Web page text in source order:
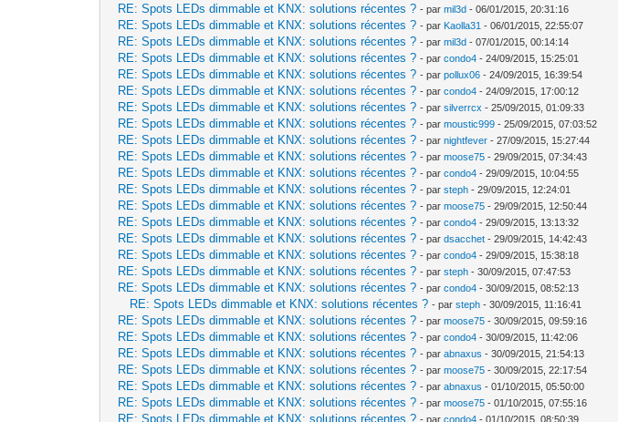
RE: Spots LEDs dimmable et KNX: solutions récentes ? - parmil3d - 06/01/2015, 20:31:16
RE: Spots LEDs dimmable et KNX: solutions récentes ? - par Kaolla31 - 06/01/2015, 22:55:07
RE: Spots LEDs dimmable et KNX: solutions récentes ? - parmil3d - 07/01/2015, 00:14:14
RE: Spots LEDs dimmable et KNX: solutions récentes ? - parcondo4 - 24/09/2015, 15:25:01
RE: Spots LEDs dimmable et KNX: solutions récentes ? - parpollux06 - 24/09/2015, 16:39:54
RE: Spots LEDs dimmable et KNX: solutions récentes ? - parcondo4 - 24/09/2015, 17:00:12
RE: Spots LEDs dimmable et KNX: solutions récentes ? - parsilverrcx - 25/09/2015, 01:09:33
RE: Spots LEDs dimmable et KNX: solutions récentes ? - parmoustic999 - 25/09/2015, 07:03:52
RE: Spots LEDs dimmable et KNX: solutions récentes ? - parnightfever - 27/09/2015, 15:27:44
RE: Spots LEDs dimmable et KNX: solutions récentes ? - parmoose75 - 29/09/2015, 07:34:43
RE: Spots LEDs dimmable et KNX: solutions récentes ? - parcondo4 - 29/09/2015, 10:04:55
RE: Spots LEDs dimmable et KNX: solutions récentes ? - parsteph - 29/09/2015, 12:24:01
RE: Spots LEDs dimmable et KNX: solutions récentes ? - parmoose75 - 29/09/2015, 12:50:44
RE: Spots LEDs dimmable et KNX: solutions récentes ? - parcondo4 - 29/09/2015, 13:13:32
RE: Spots LEDs dimmable et KNX: solutions récentes ? - pardsacchet - 29/09/2015, 14:42:43
RE: Spots LEDs dimmable et KNX: solutions récentes ? - parcondo4 - 29/09/2015, 15:38:18
RE: Spots LEDs dimmable et KNX: solutions récentes ? - parsteph - 30/09/2015, 07:47:53
RE: Spots LEDs dimmable et KNX: solutions récentes ? - parcondo4 - 30/09/2015, 08:52:13
RE: Spots LEDs dimmable et KNX: solutions récentes ? - parsteph - 30/09/2015, 11:16:41
RE: Spots LEDs dimmable et KNX: solutions récentes ? - parmoose75 - 30/09/2015, 09:59:16
RE: Spots LEDs dimmable et KNX: solutions récentes ? - parcondo4 - 30/09/2015, 11:42:06
RE: Spots LEDs dimmable et KNX: solutions récentes ? - parabnaxus - 30/09/2015, 21:54:13
RE: Spots LEDs dimmable et KNX: solutions récentes ? - parmoose75 - 30/09/2015, 22:17:54
RE: Spots LEDs dimmable et KNX: solutions récentes ? - parabnaxus - 01/10/2015, 05:50:00
RE: Spots LEDs dimmable et KNX: solutions récentes ? - parmoose75 - 01/10/2015, 07:55:16
RE: Spots LEDs dimmable et KNX: solutions récentes ? - parcondo4 - 01/10/2015, 08:50:39